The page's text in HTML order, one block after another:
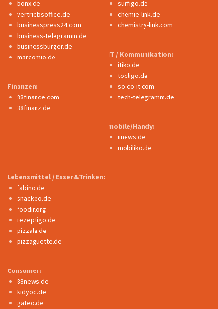
bonx.de
vertriebsoffice.de
businesspress24.com
business-telegramm.de
businessburger.de
marcomio.de
Finanzen:
88finance.com
88finanz.de
surfigo.de
chemie-link.de
chemistry-link.com
IT / Kommunikation:
itiko.de
tooligo.de
so-co-it.com
tech-telegramm.de
mobile/Handy:
iinews.de
mobiliko.de
Lebensmittel / Essen&Trinken:
fabino.de
snackeo.de
foodir.org
rezeptigo.de
pizzala.de
pizzaguette.de
Consumer:
88news.de
kidyoo.de
gateo.de